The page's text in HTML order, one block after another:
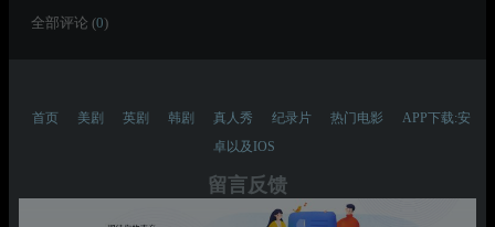
全部评论 (0)
首页 美剧 英剧 韩剧 真人秀 纪录片 热门电影
APP下载:安
卓以及IOS
留言反馈